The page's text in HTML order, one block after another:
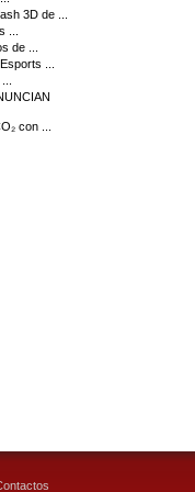
3D de ...
...
de ...
...
con ...